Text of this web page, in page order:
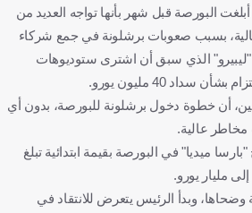
البورصة قبل شهر بأنها تواجه العديد من
بسبب صعوبات برشلونة في جمع شركاء
الذي سبق أن اشترى ستوديوهات
سداد 40 مليون يورو.
أن خطوة دخول برشلونة للبورصة، بدون أي
عالية.
ميديا" في البورصة بقيمة ابتدائية تبلغ
وضحاها، وبدأ الرئيس يتعرض للانتقاد في